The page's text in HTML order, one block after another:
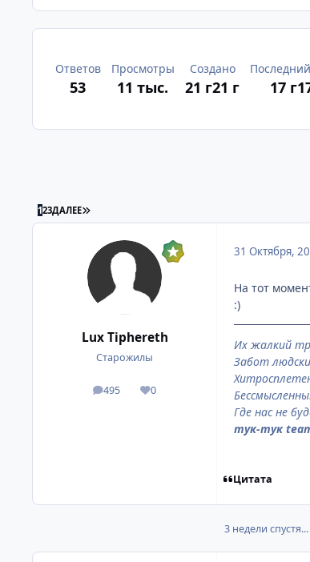
Ответов
53
Просмотры
11 тыс.
Создано
21 г21 г 17 г
123ДАЛЕЕ ПОСЛЕДНЯЯ СТРАНИЦА
Lux Tiphereth
Старожилы
495
посты 0
Репутация
31 Октября,
На тот
:)
Их жалкий
Забот
Где нас не
тук-тук
Цитата
3 недели спустя...